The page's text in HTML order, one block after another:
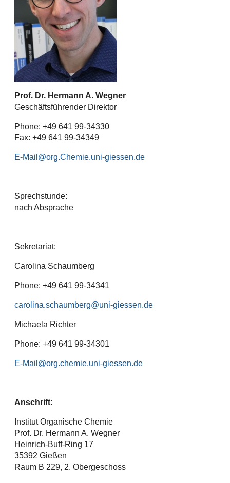
Prof. Dr. Hermann A. Wegner
Geschäftsführender Direktor
Phone: +49 641 99-34330
Fax: +49 641 99-34349
E-Mail
Sprechstunde:
nach Absprache
Sekretariat:
Carolina Schaumberg
Phone: +49 641 99-34341
carolina.schaumberg
Michaela Richter
Phone: +49 641 99-34301
E-Mail
Anschrift:
Institut Organische Chemie
Prof. Dr. Hermann A. Wegner
Heinrich-Buff-Ring 17
35392 Gießen
Raum B 229, 2. Obergeschoss